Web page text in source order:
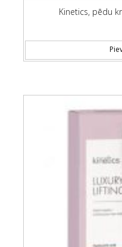
Kinetics, pēdu